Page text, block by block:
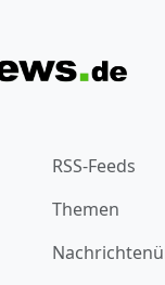
RSS-Feeds
Themen